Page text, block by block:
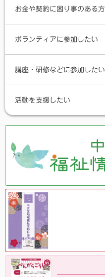
お金や契約に困り事のある方
ボランティアに参加したい
講座・研修などに参加したい
活動を支援したい